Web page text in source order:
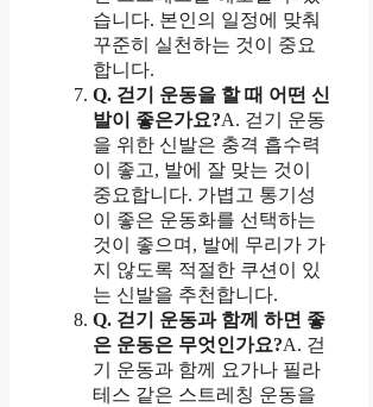
습니다. 본인의 일정에 맞춰
꾸준히 실천하는 것이 중요
합니다.
Q. 걷기 운동을 할 때 어떤 신
발이 좋은가요?A. 걷기 운동
을 위한 신발은 충격 흡수력
이 좋고, 발에 잘 맞는 것이
중요합니다. 가볍고 통기성
이 좋은 운동화를 선택하는
것이 좋으며, 발에 무리가 가
지 않도록 적절한 쿠션이 있
는 신발을 추천합니다.
Q. 걷기 운동과 함께 하면 좋
은 운동은 무엇인가요?A. 걷
기 운동과 함께 요가나 필라
테스 같은 스트레칭 운동을